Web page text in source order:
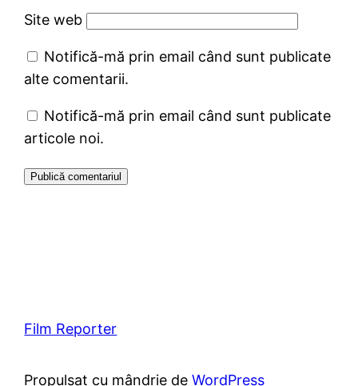
Site web
Notifică-mă prin email când sunt publicate
alte comentarii.
Notifică-mă prin email când sunt publicate
articole noi.
Film Reporter
Propulsat cu mândrie deWordPress